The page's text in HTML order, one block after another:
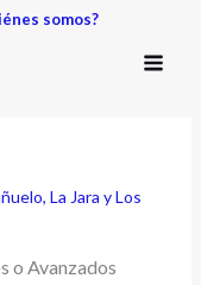
somos?
,La Jara y Los
o Avanzados